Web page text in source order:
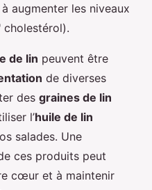
augmenter les niveaux
cholestérol).
de lin peuvent être
de diverses
des graines de lin
l’huile de lin
salades. Une
ces produits peut
cœur et à maintenir